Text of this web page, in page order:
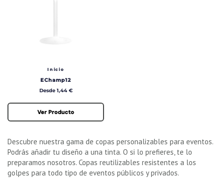
Inicio
EChamp12
Precio
Desde 1,44 €
Ver Producto
Descubre nuestra gama de copas personalizables para eventos.
Podrás añadir tu diseño a una tinta. O si lo prefieres, te lo
preparamos nosotros. Copas reutilizables resistentes a los
golpes para todo tipo de eventos públicos y privados.